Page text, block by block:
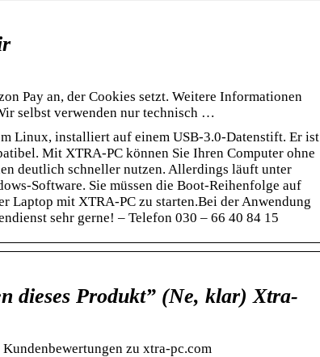
Pay an, der Cookies setzt. Weitere Informationen
selbst verwenden nur technisch …
Linux, installiert auf einem USB-3.0-Datenstift. Er ist
Mit XTRA-PC können Sie Ihren Computer ohne
deutlich schneller nutzen. Allerdings läuft unter
Software. Sie müssen die Boot-Reihenfolge auf
Laptop mit XTRA-PC zu starten.Bei der Anwendung
sehr gerne! – Telefon 030 – 66 40 84 15
dieses Produkt” (Ne, klar) Xtra-
zu xtra-pc.com